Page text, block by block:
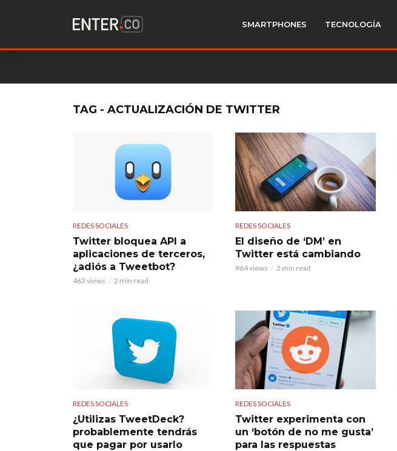
SMARTPHONES TECNOLOGÍA
TAG - ACTUALIZACIÓN DE TWITTER
REDES SOCIALES
Twitter bloquea API a
aplicaciones de terceros,
¿adiós a Tweetbot?
463 views 2 min read
REDES SOCIALES
El diseño de ‘DM’ en
Twitter está cambiando
964 views 2 min read
REDES SOCIALES
¿Utilizas TweetDeck?
probablemente tendrás
que pagar por usarlo
REDES SOCIALES
Twitter experimenta con
un ‘botón de no me gusta’
para las respuestas